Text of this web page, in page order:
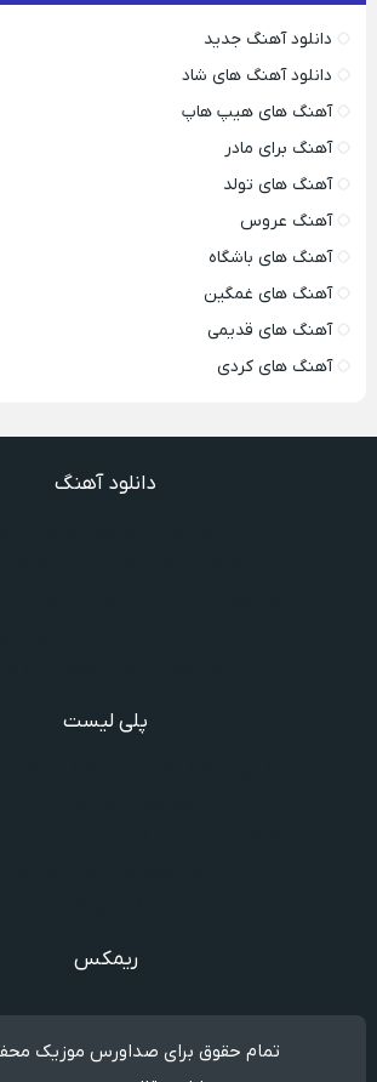
دانلود آهنگ جدید
دانلود آهنگ های شاد
آهنگ های هیپ هاپ
آهنگ برای مادر
آهنگ های تولد
آهنگ عروس
آهنگ های باشگاه
آهنگ های غمگین
آهنگ های قدیمی
آهنگ های کردی
دانلود آهنگ
پلی لیست
ریمکس
تمام حقوق برای صداورس موزیک